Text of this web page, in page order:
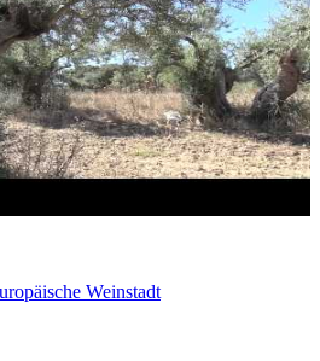
Weinstadt